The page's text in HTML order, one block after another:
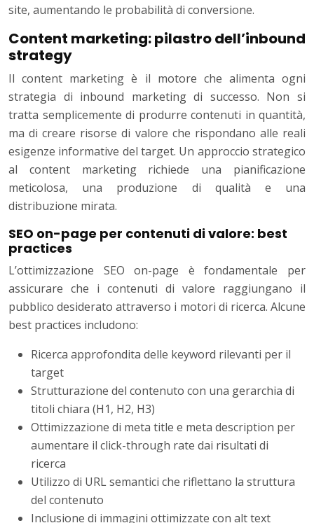
site, aumentando le probabilità di conversione.
Content marketing: pilastro dell’inbound
strategy
Il content marketing è il motore che alimenta ogni
strategia di inbound marketing di successo. Non si
tratta semplicemente di produrre contenuti in quantità,
ma di creare risorse di valore che rispondano alle reali
esigenze informative del target. Un approccio strategico
al content marketing richiede una pianificazione
meticolosa, una produzione di qualità e una
distribuzione mirata.
SEO on-page per contenuti di valore: best
practices
L’ottimizzazione SEO on-page è fondamentale per
assicurare che i contenuti di valore raggiungano il
pubblico desiderato attraverso i motori di ricerca. Alcune
best practices includono:
Ricerca approfondita delle keyword rilevanti per il
target
Strutturazione del contenuto con una gerarchia di
titoli chiara (H1, H2, H3)
Ottimizzazione di meta title e meta description per
aumentare il click-through rate dai risultati di
ricerca
Utilizzo di URL semantici che riflettano la struttura
del contenuto
Inclusione di immagini ottimizzate con alt text